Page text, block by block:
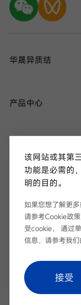
华晟异质结
产品中心
异质结组件
项目案例
走进华晟
研发实力
华晟荣誉
视频
新闻中心
新闻资讯
展会论坛
招标公告
服务支持
序列号查询
联系我们
Copyright © 安徽华晟新
2022005100号
Cookie
该网站或其第
功能是必需的
明的目的。
如果您想了解更
请参考Cookie政
受cookie， 通过
信息，请参考我们
接受